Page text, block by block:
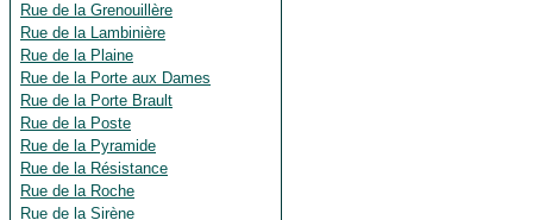
Rue de la Grenouillère
Rue de la Lambinière
Rue de la Plaine
Rue de la Porte aux Dames
Rue de la Porte Brault
Rue de la Poste
Rue de la Pyramide
Rue de la Résistance
Rue de la Roche
Rue de la Sirène